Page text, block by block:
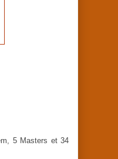
5 Masters et 34